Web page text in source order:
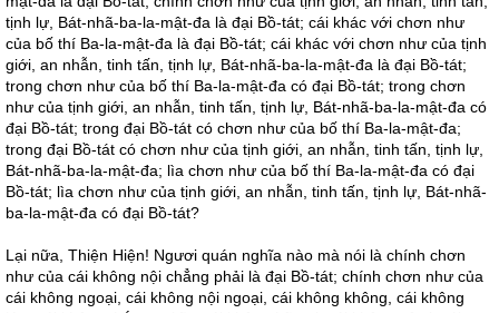
tịnh lự, Bát-nhã-ba-la-mật-đa là đại Bồ-tát; cái khác với chơn như
của bố thí Ba-la-mật-đa là đại Bồ-tát; cái khác với chơn như của tịnh
giới, an nhẫn, tinh tấn, tịnh lự, Bát-nhã-ba-la-mật-đa là đại Bồ-tát;
trong chơn như của bố thí Ba-la-mật-đa có đại Bồ-tát; trong chơn
như của tịnh giới, an nhẫn, tinh tấn, tịnh lự, Bát-nhã-ba-la-mật-đa có
đại Bồ-tát; trong đại Bồ-tát có chơn như của bố thí Ba-la-mật-đa;
trong đại Bồ-tát có chơn như của tịnh giới, an nhẫn, tinh tấn, tịnh lự,
Bát-nhã-ba-la-mật-đa; lìa chơn như của bố thí Ba-la-mật-đa có đại
Bồ-tát; lìa chơn như của tịnh giới, an nhẫn, tinh tấn, tịnh lự, Bát-nhã-
ba-la-mật-đa có đại Bồ-tát?
Lại nữa, Thiện Hiện! Ngươi quán nghĩa nào mà nói là chính chơn
như của cái không nội chẳng phải là đại Bồ-tát; chính chơn như của
cái không ngoại, cái không nội ngoại, cái không không, cái không